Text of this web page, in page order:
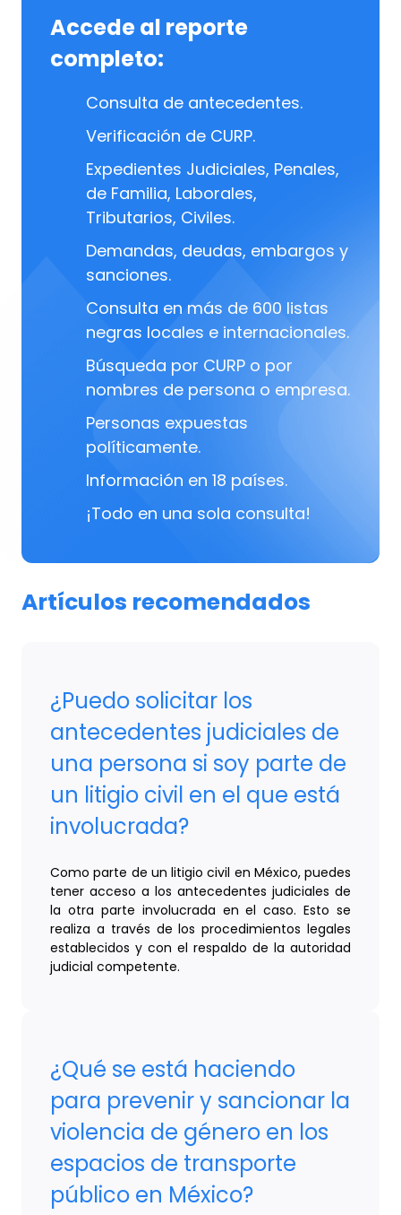
Accede al reporte
completo:
Consulta de antecedentes.
Verificación de CURP.
Expedientes Judiciales, Penales,
de Familia, Laborales,
Tributarios, Civiles.
Demandas, deudas, embargos y
sanciones.
Consulta en más de 600 listas
negras locales e internacionales.
Búsqueda por CURP o por
nombres de persona o empresa.
Personas expuestas
políticamente.
Información en 18 países.
¡Todo en una sola consulta!
Artículos recomendados
¿Puedo solicitar los
antecedentes judiciales de
una persona si soy parte de
un litigio civil en el que está
involucrada?
Como parte de un litigio civil en México, puedes
tener acceso a los antecedentes judiciales de
la otra parte involucrada en el caso. Esto se
realiza a través de los procedimientos legales
establecidos y con el respaldo de la autoridad
judicial competente.
¿Qué se está haciendo
para prevenir y sancionar la
violencia de género en los
espacios de transporte
público en México?